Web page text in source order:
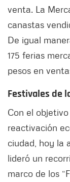
venta. La
canastas
De igual
175 ferias
pesos en
Festivales de
Con el
reactivación
ciudad, hoy la
lideró un
marco de los